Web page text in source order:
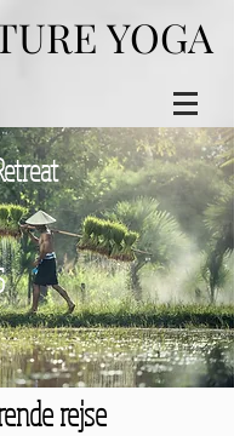
YOGA
YOGA
rejse